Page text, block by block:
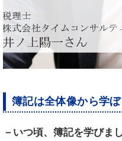
簿記は全体像から学ぼ
－いつ頃、簿記を学びま